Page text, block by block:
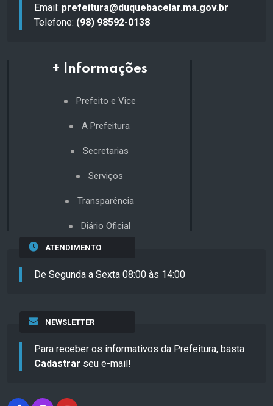
Email: prefeitura@duquebacelar.ma.gov.br
Telefone: (98) 98592-0138
+ Informações
Prefeito e Vice
A Prefeitura
Secretarias
Serviços
Transparência
Diário Oficial
ATENDIMENTO
De Segunda a Sexta 08:00 às 14:00
NEWSLETTER
Para receber os informativos da Prefeitura, basta
Cadastrar seu e-mail!